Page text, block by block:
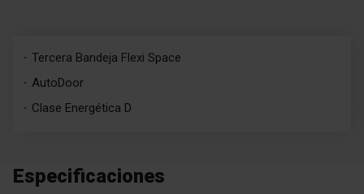
Tercera Bandeja Flexi Space
AutoDoor
Clase Energética D
Especificaciones